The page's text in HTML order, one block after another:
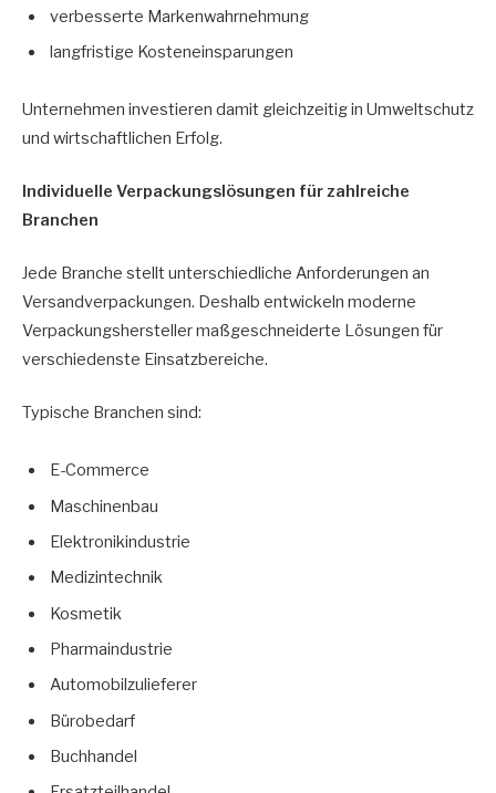
verbesserte Markenwahrnehmung
langfristige Kosteneinsparungen
Unternehmen investieren damit gleichzeitig in Umweltschutz
und wirtschaftlichen Erfolg.
Individuelle Verpackungslösungen für zahlreiche
Branchen
Jede Branche stellt unterschiedliche Anforderungen an
Versandverpackungen. Deshalb entwickeln moderne
Verpackungshersteller maßgeschneiderte Lösungen für
verschiedenste Einsatzbereiche.
Typische Branchen sind:
E-Commerce
Maschinenbau
Elektronikindustrie
Medizintechnik
Kosmetik
Pharmaindustrie
Automobilzulieferer
Bürobedarf
Buchhandel